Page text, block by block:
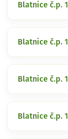
Blatnice č.p.
Blatnice č.p.
Blatnice č.p.
Blatnice č.p.